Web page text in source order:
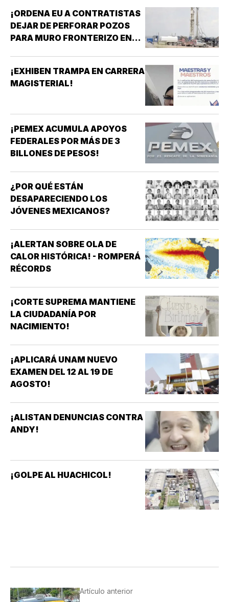
¡ORDENA EU A CONTRATISTAS
DEJAR DE PERFORAR POZOS
PARA MURO FRONTERIZO EN
¡EXHIBEN TRAMPA EN CARRERA
MAGISTERIAL!
¡PEMEX ACUMULA APOYOS
FEDERALES POR MÁS DE 3
BILLONES DE PESOS!
¿POR QUÉ ESTÁN
DESAPARECIENDO LOS
JÓVENES MEXICANOS?
¡ALERTAN SOBRE OLA DE
CALOR HISTÓRICA! - ROMPERÁ
RÉCORDS
¡CORTE SUPREMA MANTIENE
LA CIUDADANÍA POR
NACIMIENTO!
¡APLICARÁ UNAM NUEVO
EXAMEN DEL 12 AL 19 DE
AGOSTO!
¡ALISTAN DENUNCIAS CONTRA
ANDY!
¡GOLPE AL HUACHICOL!
Artículo anterior